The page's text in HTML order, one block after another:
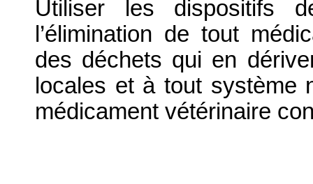
Utiliser les dispositifs
l’élimination de tout
des déchets qui en
locales et à tout système
médicament vétérinaire